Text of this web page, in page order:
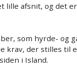
lille afsnit, og det
som hyrde- og
krav, der stilles til
i Island.